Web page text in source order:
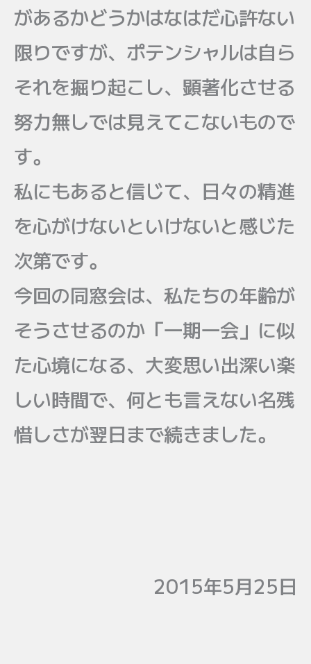
があるかどうかはなはだ心許ない
限りですが、ポテンシャルは自ら
それを掘り起こし、顕著化させる
努力無しでは見えてこないもので
す。
私にもあると信じて、日々の精進
を心がけないといけないと感じた
次第です。
今回の同窓会は、私たちの年齢が
そうさせるのか「一期一会」に似
た心境になる、大変思い出深い楽
しい時間で、何とも言えない名残
惜しさが翌日まで続きました。
2015年5月25日